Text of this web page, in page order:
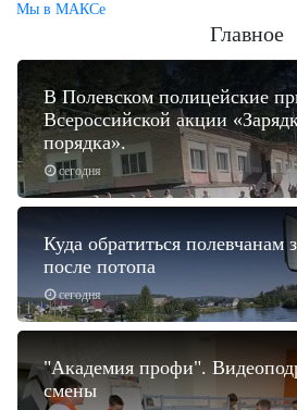
Мы в МАКСе
Главное
сегодня
В Полевском полицейские
Всероссийской акции
порядка».
сегодня
Куда обратиться полевчанам
после потопа
"Академия профи".
смены